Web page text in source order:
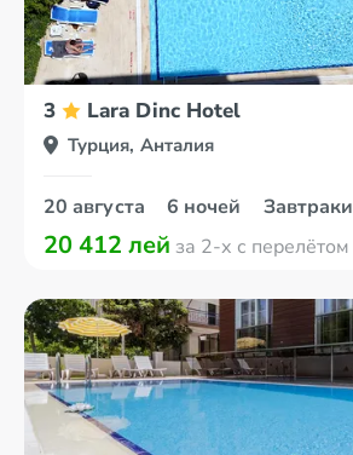
3 Lara Dinc Hotel
Турция, Анталия
20 августа 6 ночей Завтраки
20 412 лей за 2-х с перелётом